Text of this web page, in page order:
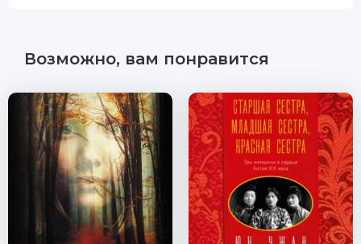
Возможно, вам понравится